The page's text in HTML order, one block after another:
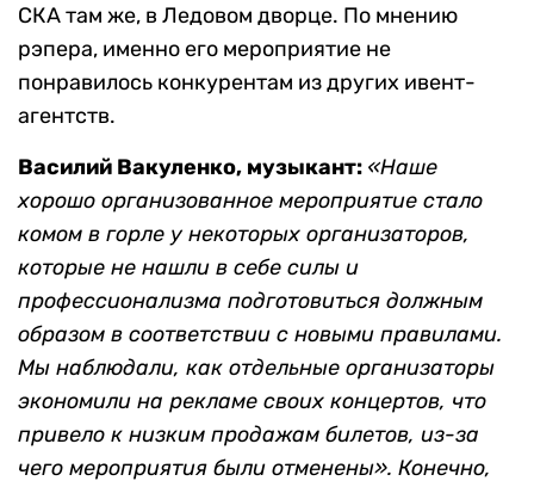
СКА там же, в Ледовом дворце. По мнению
рэпера, именно его мероприятие не
понравилось конкурентам из других ивент-
агентств.
Василий Вакуленко, музыкант: «Наше
хорошо организованное мероприятие стало
комом в горле у некоторых организаторов,
которые не нашли в себе силы и
профессионализма подготовиться должным
образом в соответствии с новыми правилами.
Мы наблюдали, как отдельные организаторы
экономили на рекламе своих концертов, что
привело к низким продажам билетов, из-за
чего мероприятия были отменены». Конечно,